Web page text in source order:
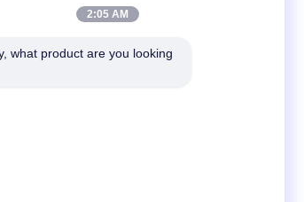
2:05 AM
what product are you looking